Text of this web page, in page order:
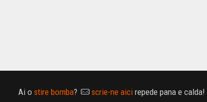
Ai o stire bomba? scrie-ne aicirepede pana e calda!